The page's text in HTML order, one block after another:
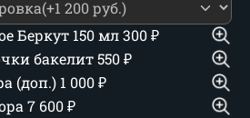
Беркут 150 мл300₽
бакелит550₽
(доп.) 1 000₽
7 600₽